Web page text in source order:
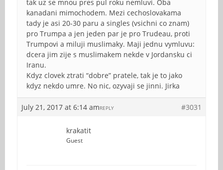
tak uz se mnou pres pul roku nemluvi. Oba
kanadani mimochodem. Mezi cechoslovakama
tady je asi 20-30 paru a singles (vsichni co znam)
pro Trumpa a jen jeden par je pro Trudeau, proti
Trumpovi a miluji muslimaky. Maji jednu vymluvu:
dcera jim zije s muslimakem nekde v Jordansku ci
Iranu.
Kdyz clovek ztrati “dobre” pratele, tak je to jako
kdyz nekdo umre. No nic, ozyvaji se jinni. Jirka
July 21, 2017 at 6:14 am #3031
REPLY
krakatit
Guest